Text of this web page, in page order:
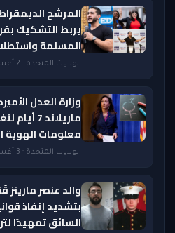
المرشح
يربط التشكيك
المسلمة
الولايات المتحدة · 2 أغسطس 2026 — 3:35 PM
وزارة العدل
ماريلاند
معلومات الهوية
الولايات المتحدة · 3 أغسطس 2026 — 11:05 PM
والد عنصر
بتشديد إنفاذ
السائق تمهيدًا